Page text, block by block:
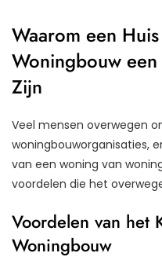
Waarom een
Woningbouw
Zijn
Veel mensen overwegen
woningbouworganisaties,
van een woning van
voordelen die het
Voordelen van het
Woningbouw